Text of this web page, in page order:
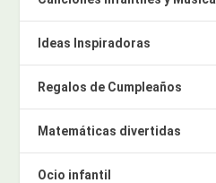
Ideas Inspiradoras
Regalos de Cumpleaños
Matemáticas divertidas
Ocio infantil